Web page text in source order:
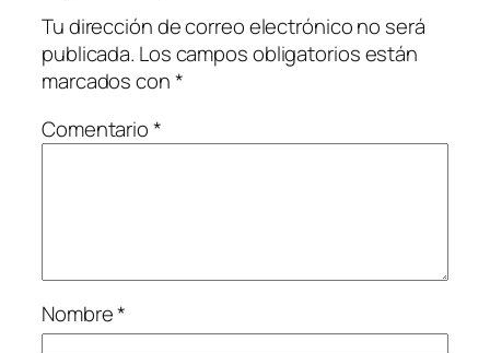
Tu dirección de correo electrónico no será
publicada. Los campos obligatorios están
marcados con*
Comentario*
Nombre*